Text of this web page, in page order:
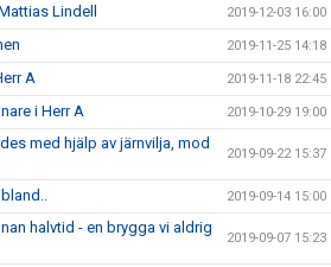
Lindell 2019-12-03 16:00
2019-11-25 14:18
A 2019-11-18 22:45
i Herr A 2019-10-29 19:00
med hjälp av järnvilja, mod
2019-09-22 15:37
2019-09-14 15:00
halvtid - en brygga vi aldrig
2019-09-07 15:23